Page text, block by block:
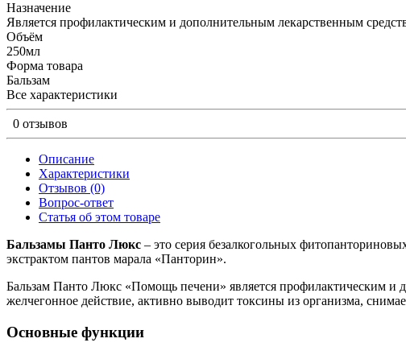
Назначение
Является профилактическим и дополнительным лекарственным
Объём
250мл
Форма товара
Бальзам
Все характеристики
0 отзывов
Описание
Характеристики
Отзывов (0)
Вопрос-ответ
Статья об этом товаре
Бальзамы Панто Люкс – это серия безалкогольных
экстрактом пантов марала «Панторин».
Бальзам Панто Люкс «Помощь печени» является профилактическим
желчегонное действие, активно выводит токсины из организма,
Основные функции